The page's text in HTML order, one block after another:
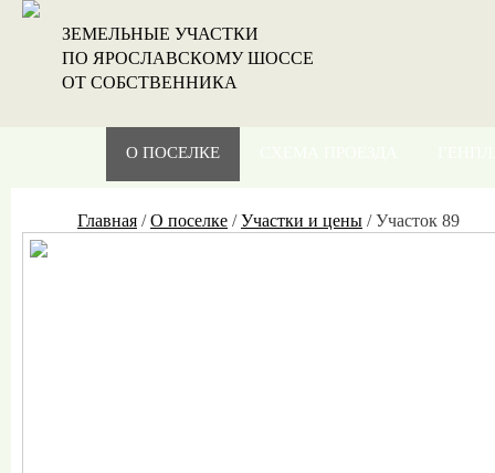
ЗЕМЕЛЬНЫЕ УЧАСТКИ
ПО ЯРОСЛАВСКОМУ ШОССЕ
ОТ СОБСТВЕННИКА
О ПОСЕЛКЕ
Главная /О поселке /Участки и цены /Участок 89